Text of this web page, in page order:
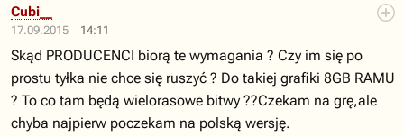
17.09.2015 14:11
Cubi__
Skąd PRODUCENCI biorą te wymagania ? Czy im się po
prostu tyłka nie chce się ruszyć ? Do takiej grafiki 8GB RAMU
? To co tam będą wielorasowe bitwy ??Czekam na grę,ale
chyba najpierw poczekam na polską wersję.